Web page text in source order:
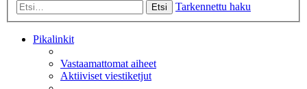
Etsi Tarkennettu haku
Pikalinkit
Vastaamattomat aiheet
Aktiiviset viestiketjut